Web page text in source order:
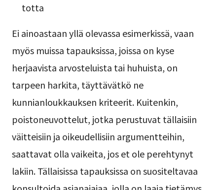
totta
Ei ainoastaan yllä olevassa esimerkissä, vaan
myös muissa tapauksissa, joissa on kyse
herjaavista arvosteluista tai huhuista, on
tarpeen harkita, täyttävätkö ne
kunnianloukkauksen kriteerit. Kuitenkin,
poistoneuvottelut, jotka perustuvat tällaisiin
väitteisiin ja oikeudellisiin argumentteihin,
saattavat olla vaikeita, jos et ole perehtynyt
lakiin. Tällaisissa tapauksissa on suositeltavaa